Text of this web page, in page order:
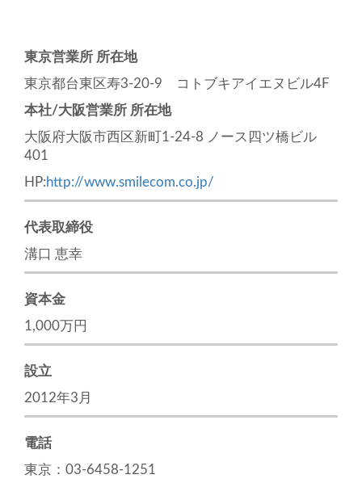
東京営業所 所在地
東京都台東区寿3-20-9 コトブキアイエヌビル4F
本社/大阪営業所 所在地
大阪府大阪市西区新町1-24-8 ノース四ツ橋ビル
401
HP:http://www.smilecom.co.jp/
代表取締役
溝口 恵幸
資本金
1,000万円
設立
2012年3月
電話
東京：03-6458-1251